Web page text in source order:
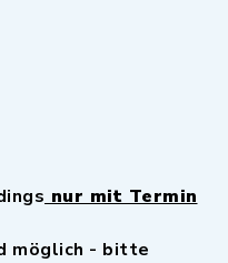
nur mit Termin
möglich - bitte